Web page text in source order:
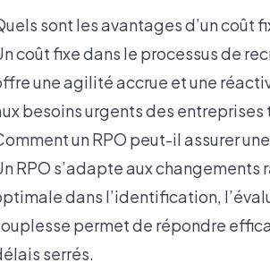
sont les avantages d’un coût
coût fixe dans le processus de
une agilité accrue et une
besoins urgents des
un RPO peut-il assurer
RPO s’adapte aux
dans l’identification,
permet de répondre
serrés.